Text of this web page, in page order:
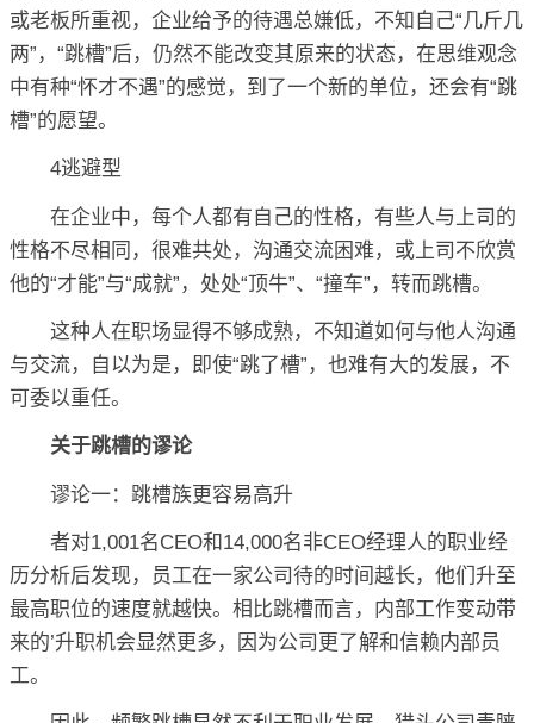
或老板所重视，企业给予的待遇总嫌低，不知自己“几斤几
两”，“跳槽”后，仍然不能改变其原来的状态，在思维观念
中有种“怀才不遇”的感觉，到了一个新的单位，还会有“跳
槽”的愿望。
4逃避型
在企业中，每个人都有自己的性格，有些人与上司的
性格不尽相同，很难共处，沟通交流困难，或上司不欣赏
他的“才能”与“成就”，处处“顶牛”、“撞车”，转而跳槽。
这种人在职场显得不够成熟，不知道如何与他人沟通
与交流，自以为是，即使“跳了槽”，也难有大的发展，不
可委以重任。
关于跳槽的谬论
谬论一：跳槽族更容易高升
者对1,001名CEO和14,000名非CEO经理人的职业经
历分析后发现，员工在一家公司待的时间越长，他们升至
最高职位的速度就越快。相比跳槽而言，内部工作变动带
来的’升职机会显然更多，因为公司更了解和信赖内部员
工。